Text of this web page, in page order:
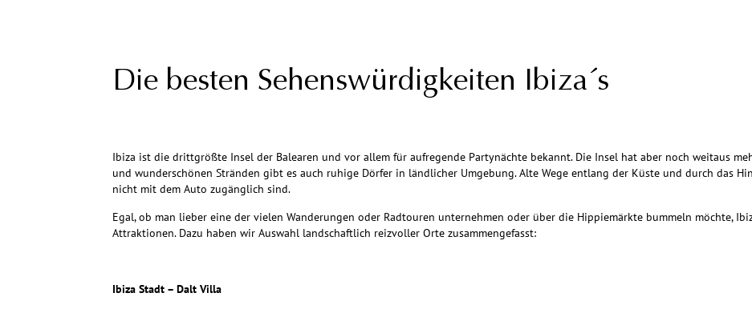
Die besten Sehenswürdigkeiten Ibiza´s
Ibiza ist die drittgrößte Insel der Balearen und vor allem für aufregende Partynächte bekannt. Die Insel hat aber noch weitaus
und wunderschönen Stränden gibt es auch ruhige Dörfer in ländlicher Umgebung. Alte Wege entlang der Küste und durch das
nicht mit dem Auto zugänglich sind.
Egal, ob man lieber eine der vielen Wanderungen oder Radtouren unternehmen oder über die Hippiemärkte bummeln möchte,
Attraktionen. Dazu haben wir Auswahl landschaftlich reizvoller Orte zusammengefasst:
Ibiza Stadt – Dalt Villa